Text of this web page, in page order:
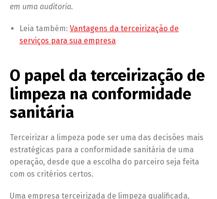
em uma auditoria.
Leia também: Vantagens da terceirização de
serviços para sua empresa
O papel da terceirização de
limpeza na conformidade
sanitária
Terceirizar a limpeza pode ser uma das decisões mais
estratégicas para a conformidade sanitária de uma
operação, desde que a escolha do parceiro seja feita
com os critérios certos.
Uma empresa terceirizada de limpeza qualificada,